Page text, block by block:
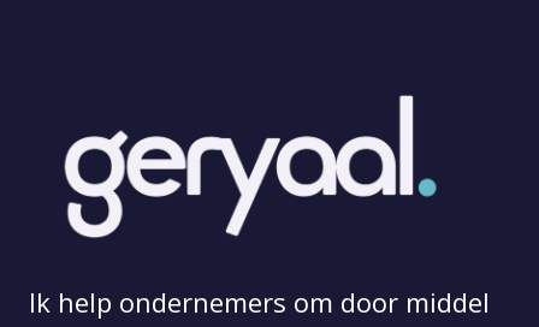
Ik help ondernemers om door middel